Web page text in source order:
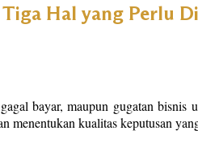
Hal yang Perlu
bayar, maupun gugatan
menentukan kualitas keputusan